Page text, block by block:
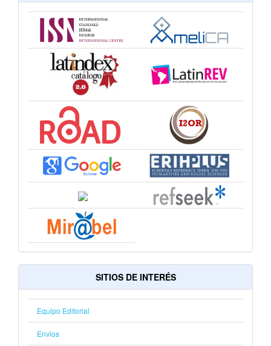
SITIOS DE INTERÉS
Equipo Editorial
Envios